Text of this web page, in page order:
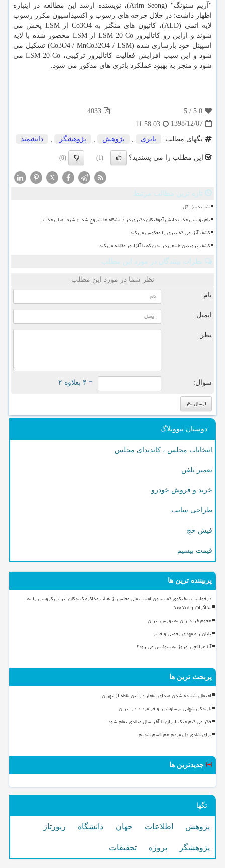
"آریم سئونگ" (Arim Seong)، نویسنده ارشد این مطالعه در اینباره
اظهار داشت: در خلال چرخه های رسوب و اكسیداسیون مكرر رسوب
لایه اتمی (ALD)، كاتیون های منگنز به Co3O4 از LSM پخش می
شوند و ازاین رو كاتالیزور LSM-20-Co از LSM محصور شده با لایه
اسپینل خود بازسازی شده (Co3O4 / MnCo32O4 / LSM) تشكیل می
شود و این سبب افزایش فعالیت كاتالیزور تركیبی، LSM-20-Co می
شود و منجر به بهبود عملكرد باتری های مذكور می شود.
5.0
/
5
4033
1398/12/07
11:58:03
تگهای مطلب:
باتری , پژوهش , پژوهشگر , دانشمند
این مطلب را می پسندید؟ (1)
(0)
X
تازه ترین مطالب مرتبط
شب دنیز اگل
نام نویسی جذب دانش آموختگان دکتری در دانشگاه ها شروع شد ۲ شرط اصلی جذب
کشف آنزیمی که پیری را معکوس می کند
کشف پروتئین طبیعی در بدن که با آلزایمر مقابله می کند
نظرات بینندگان در مورد این مطلب
نظر شما در مورد این مطلب
نام:
ایمیل:
نظر:
سوال: = ۴ بعلاوه ۲
دوستان نیووبلاگ
انتخابات مجلس ، کاندیدای مجلس
تعمیر تلفن
خرید و فروش خودرو
طراحی سایت
فیش حج
قیمت بیسیم
پربیننده ترین ها
درخواست سخنگوی کمیسیون امنیت ملی مجلس از هیأت مذاکره کنندگان ایرانی گروسی را به
مذاکرات راه ندهید
هجوم خریداران به بورس ایران
پایان راه مهدی رحمتی و خیبر
آیا عراقچی امروز به سوئیس می رود؟
پربحث ترین ها
احتمال شنیده شدن صدای انفجار در این نقطه از تهران
بارندگی شهابی برساوشی اواخر مرداد در ایران
فکر می کنم جنگ ایران تا آخر سال میلادی تمام شود
برای شادی دل مردم هم قسم شدیم
جدیدترین ها
تگها
پژوهش اطلاعات جهان دانشگاه رپورتاژ
پژوهشگر پروژه تحقیقات